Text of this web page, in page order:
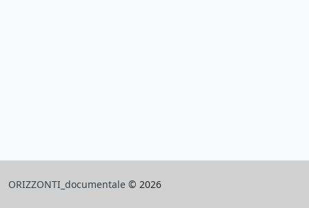
ORIZZONTI_documentale © 2026